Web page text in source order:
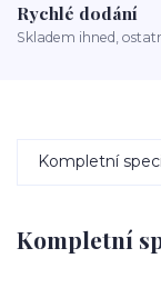
Rychlé dodání
Skladem ihned,
Kompletní
Kompletní